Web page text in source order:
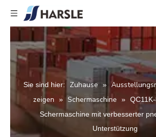
Sie sind hier: Zuhause »
zeigen
» Schermaschine »
Schermaschine mit verbesserter
Unterstützung